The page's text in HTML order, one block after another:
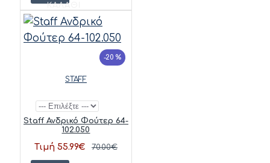
ΚΑΛΆΘΙ
-20 %
STAFF
Staff Ανδρικό Φούτερ 64-
102.050
Τιμή 55.99€ 70.00€